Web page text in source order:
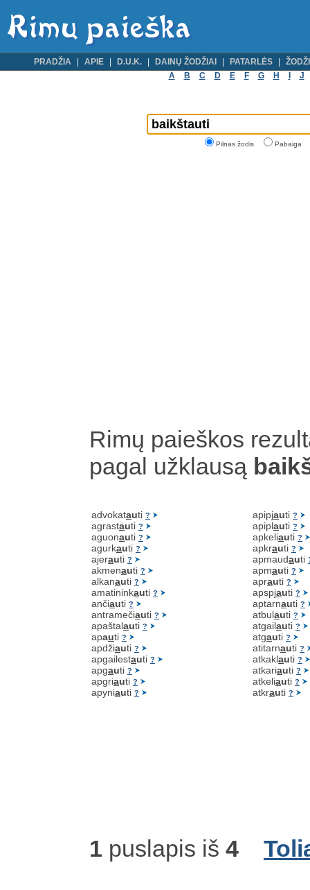
PRADŽIA APIE D.U.K. DAINŲ ŽODŽIAI PATARLĖS
A
B C D E F G H J
Pilnas žodis Pabaiga
Rimų paieškos
pagal užklausą
advokatauti ?
agrastauti ?
aguonauti ?
agurkauti ?
ajerauti ?
akmenauti ?
alkanauti ?
amatininkauti ?
ančiauti ?
antramečiauti ?
apaštalauti ?
apauti ?
apdžiauti ?
apgailestauti ?
apgauti ?
apgriauti ?
apyniauti ?
apipjauti ?
apiplauti ?
apkeliauti ?
apkrauti ?
apmaudauti
apmauti ?
aprauti ?
apspjauti ?
aptarnauti ?
atbulauti ?
atgailauti ?
atgauti ?
atitarnauti ?
atkaklauti ?
atkariauti ?
atkeliauti ?
atkrauti ?
1 puslapis iš 4